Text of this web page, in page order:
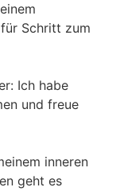
Schritt zum
Ich habe
und freue
inneren
geht es